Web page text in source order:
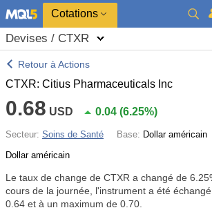
Cotations
Devises / CTXR
Retour à Actions
CTXR: Citius Pharmaceuticals Inc
0.68 USD 0.04 (6.25%)
Secteur: Soins de Santé Base: Dollar américain
Dollar américain
Le taux de change de CTXR a changé de
cours de la journée, l'instrument a été
0.64 et à un maximum de 0.70.